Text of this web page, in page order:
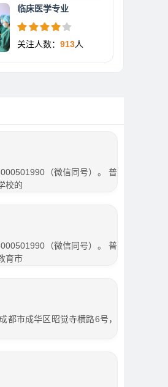
临床医学专业
关注人数： 913人
（微信同号）。 普
校的
（微信同号）。 普
育市
都市成华区昭觉寺横路6号，